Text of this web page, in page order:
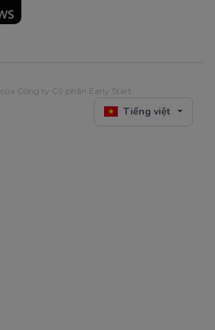
Công ty Cổ phần Early Start
Tiếng việt